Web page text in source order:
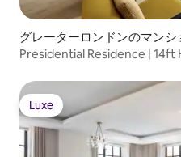
グレーターロンドンのマンシ
Presidential Residence | 14ft
Luxe
Luxe